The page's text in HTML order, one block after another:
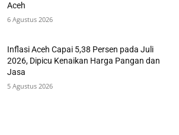
Aceh
6 Agustus 2026
Inflasi Aceh Capai 5,38 Persen pada Juli
2026, Dipicu Kenaikan Harga Pangan dan
Jasa
5 Agustus 2026